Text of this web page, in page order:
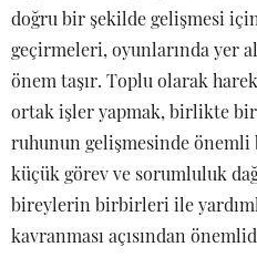
doğru bir şekilde gelişmesi
geçirmeleri, oyunlarında yer
önem taşır. Toplu olarak
ortak işler yapmak, birlikte
ruhunun gelişmesinde
küçük görev ve sorumluluk
bireylerin birbirleri ile
kavranması açısından